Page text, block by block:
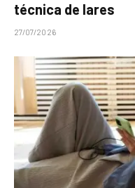
técnica de lares
27/07/2026